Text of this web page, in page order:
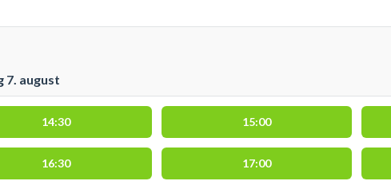
7. august
14:30 15:00
16:30 17:00